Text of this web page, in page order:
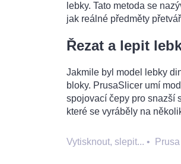
lebky. Tato metoda se
jak reálné předměty
Řezat a lepit
Jakmile byl model lebky
bloky. PrusaSlicer umí
spojovací čepy pro snazší
které se vyráběly na
Vytisknout, slepit... •